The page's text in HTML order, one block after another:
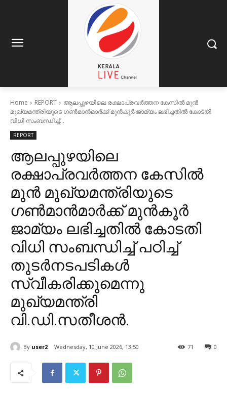
Home REPORT
ആലപ്പുഴയിലെ രക്ഷാപ്രവര്‍ത്തന കേസില്‍ മുന്‍
മുഖ്യമന്ത്രിയുടെ ഗണ്‍മാന്‍മാര്‍ക്ക് മുന്‍കൂര്‍ ജാമ്യം ലഭിച്ചതില്‍ കോടതി
വിധി സംബന്ധിച്ച്...
REPORT
ആലപ്പുഴയിലെ
രക്ഷാപ്രവര്‍ത്തന കേസില്‍
മുന്‍ മുഖ്യമന്ത്രിയുടെ
ഗണ്‍മാന്‍മാര്‍ക്ക് മുന്‍കൂര്‍
ജാമ്യം ലഭിച്ചതില്‍ കോടതി
വിധി സംബന്ധിച്ച് പഠിച്ച്
തുടര്‍നടപടികള്‍
സ്വീകരിക്കുമെന്നു
മുഖ്യമന്ത്രി
വി.ഡി.സതീശൻ.
By user2 Wednesday, 10 June 2026, 13:50 0
71